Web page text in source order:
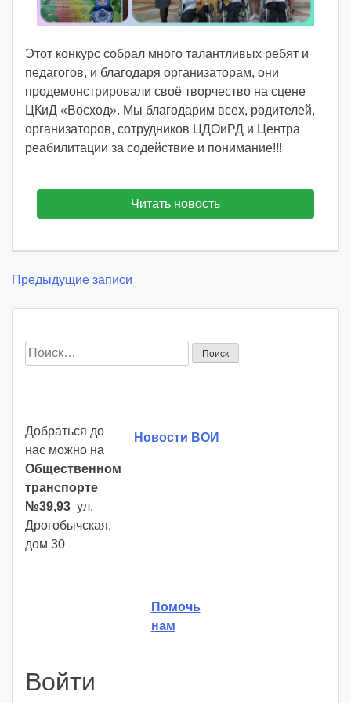
Этот конкурс собрал много талантливых ребят и
педагогов, и благодаря организаторам, они
продемонстрировали своё творчество на сцене
ЦКиД «Восход». Мы благодарим всех, родителей,
организаторов, сотрудников ЦДОиРД и Центра
реабилитации за содействие и понимание!!!
Читать новость
Навигация
по
записям
Предыдущие записи
Найти:
Добраться до
нас можно на
Общественном
транспорте
№39,93 ул.
Дрогобычская,
дом 30
Новости ВОИ
Помочь
нам
Войти